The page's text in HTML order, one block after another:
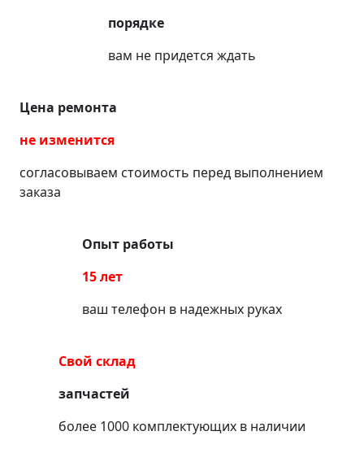
порядке
вам не придется ждать
Цена ремонта
не изменится
согласовываем стоимость перед выполнением
заказа
Опыт работы
15 лет
ваш телефон в надежных руках
Свой склад
запчастей
более 1000 комплектующих в наличии